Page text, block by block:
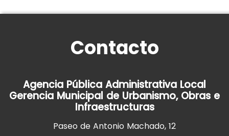
Contacto
Agencia Pública Administrativa Local
Gerencia Municipal de Urbanismo, Obras e
Infraestructuras
Paseo de Antonio Machado, 12